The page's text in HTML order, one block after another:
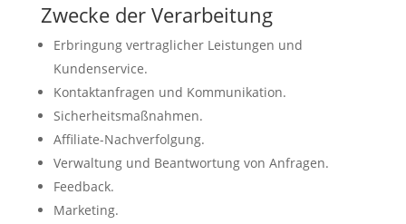
Zwecke der Verarbeitung
Erbringung vertraglicher Leistungen und
Kundenservice.
Kontaktanfragen und Kommunikation.
Sicherheitsmaßnahmen.
Affiliate-Nachverfolgung.
Verwaltung und Beantwortung von Anfragen.
Feedback.
Marketing.